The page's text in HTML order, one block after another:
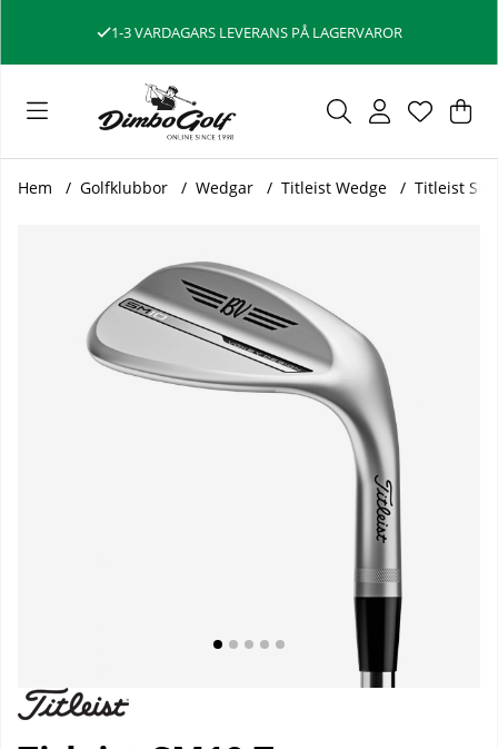
1-3 VARDAGARS LEVERANS PÅ LAGERVAROR
.
Hem Golfklubbor Wedgar Titleist Wedge Titleist